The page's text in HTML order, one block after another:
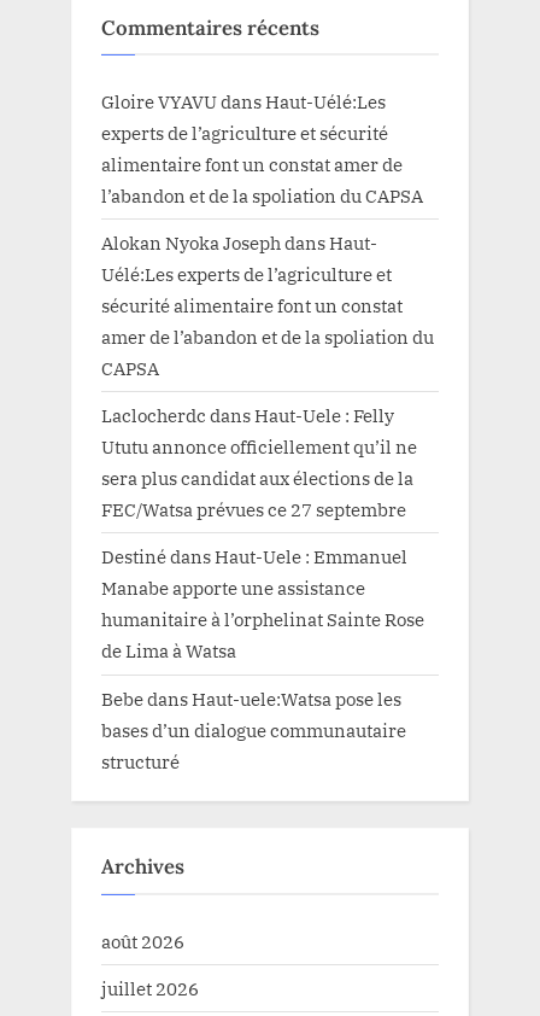
Commentaires récents
Gloire VYAVUdansHaut-Uélé:Les
experts de l’agriculture et sécurité
alimentaire font un constat amer de
l’abandon et de la spoliation du CAPSA
Alokan Nyoka JosephdansHaut-
Uélé:Les experts de l’agriculture et
sécurité alimentaire font un constat
amer de l’abandon et de la spoliation du
CAPSA
Laclocherdc dansHaut-Uele : Felly
Ututu annonce officiellement qu’il ne
sera plus candidat aux élections de la
FEC/Watsa prévues ce 27 septembre
DestinédansHaut-Uele : Emmanuel
Manabe apporte une assistance
humanitaire à l’orphelinat Sainte Rose
de Lima à Watsa
BebedansHaut-uele:Watsa pose les
bases d’un dialogue communautaire
structuré
Archives
août 2026
juillet 2026